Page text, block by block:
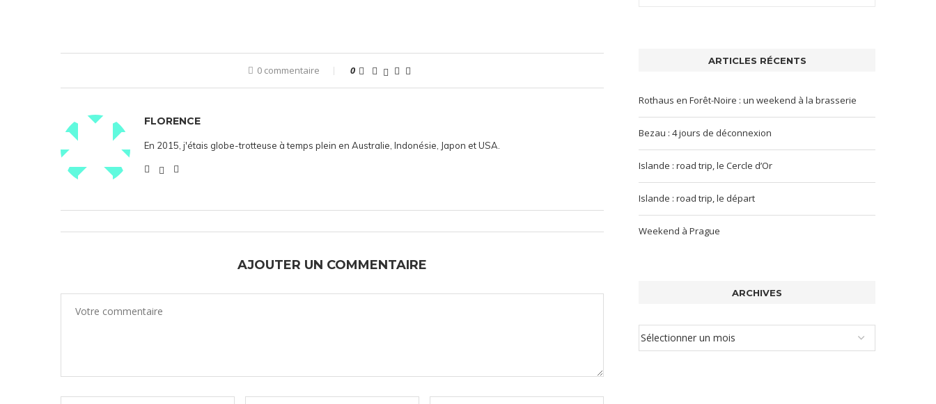
0 commentaire 0
FLORENCE
En 2015, j'étais globe-trotteuse à temps plein en Australie, Indonésie, Japon et USA.
AJOUTER UN COMMENTAIRE
ARTICLES RÉCENTS
Rothaus en Forêt-Noire : un weekend à la brasserie
Bezau : 4 jours de déconnexion
Islande : road trip, le Cercle d’Or
Islande : road trip, le départ
Weekend à Prague
ARCHIVES